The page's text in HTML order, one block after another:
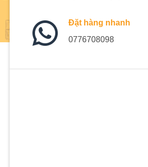
Đặt hàng nhanh
0776708098